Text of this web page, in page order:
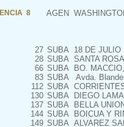
8 AGEN
27 SUBA 18 DE JULIO
28 SUBA SANTA
66 SUBA BO.
83 SUBA Avda.
112 SUBA
130 SUBA DIEGO
137 SUBA BELLA
144 SUBA BOICUA Y
149 SUBA ALVAREZ